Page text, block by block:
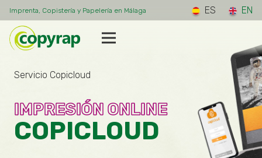
Imprenta, Copistería y Papelería en Málaga ES EN
Servicio Copicloud
IMPRESIÓN ONLINE
COPICLOUD